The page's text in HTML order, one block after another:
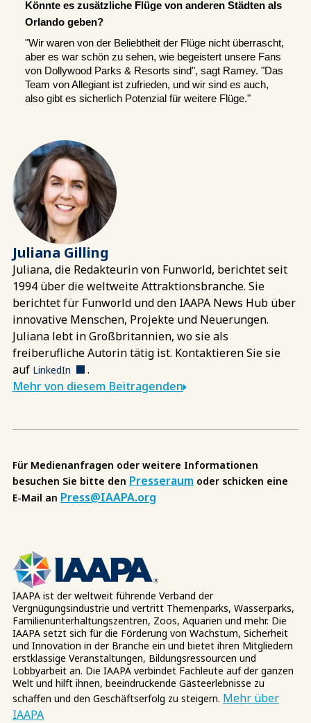
Könnte es zusätzliche Flüge von anderen Städten als
Orlando geben?
"Wir waren von der Beliebtheit der Flüge nicht überrascht,
aber es war schön zu sehen, wie begeistert unsere Fans
von Dollywood Parks & Resorts sind", sagt Ramey. "Das
Team von Allegiant ist zufrieden, und wir sind es auch,
also gibt es sicherlich Potenzial für weitere Flüge."
Juliana Gilling
Juliana, die Redakteurin von Funworld, berichtet seit
1994 über die weltweite Attraktionsbranche. Sie
berichtet für Funworld und den IAAPA News Hub über
innovative Menschen, Projekte und Neuerungen.
Juliana lebt in Großbritannien, wo sie als
freiberufliche Autorin tätig ist. Kontaktieren Sie sie
auf LinkedIn
.
Mehr von diesem Beitragenden
Für Medienanfragen oder weitere Informationen
besuchen Sie bitte den Presseraum oder schicken eine
E-Mail an Press@IAAPA.org
IAAPA ist der weltweit führende Verband der
Vergnügungsindustrie und vertritt Themenparks, Wasserparks,
Familienunterhaltungszentren, Zoos, Aquarien und mehr. Die
IAAPA setzt sich für die Förderung von Wachstum, Sicherheit
und Innovation in der Branche ein und bietet ihren Mitgliedern
erstklassige Veranstaltungen, Bildungsressourcen und
Lobbyarbeit an. Die IAAPA verbindet Fachleute auf der ganzen
Welt und hilft ihnen, beeindruckende Gästeerlebnisse zu
schaffen und den Geschäftserfolg zu steigern. Mehr über
IAAPA